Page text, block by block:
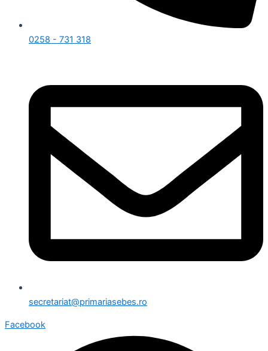
0258 - 731 318
secretariat@primariasebes.ro
Facebook